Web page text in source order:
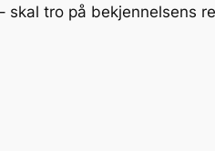
tro på bekjennelsens